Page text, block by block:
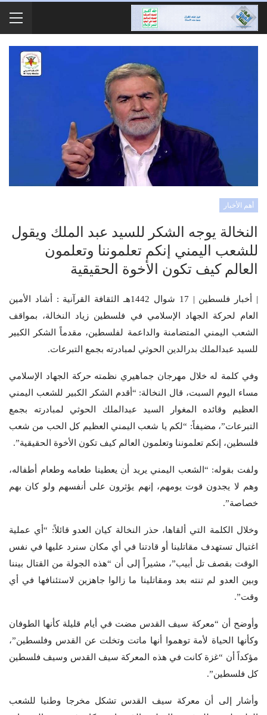
أهم الأخبار
النخالة يوجه الشكر للسيد عبد الملك ويقول
للشعب اليمني إنكم تعلموننا وتعلمون
العالم كيف تكون الأخوة الحقيقية
| أخبار فلسطين | 17 شوال 1442هـ الثقافة القرآنية : أشاد الأمين
العام لحركة الجهاد الإسلامي في فلسطين زياد النخالة، بمواقف
الشعب اليمني المتضامنة والداعمة لفلسطين، مقدماً الشكر الكبير
للسيد عبدالملك بدرالدين الحوثي لمبادرته بجمع التبرعات.
وفي كلمة له خلال مهرجان جماهيري نظمته حركة الجهاد الإسلامي
مساء اليوم السبت، قال النخالة: “أقدم الشكر الكبير للشعب اليمني
العظيم وقائده المغوار السيد عبدالملك الحوثي لمبادرته بجمع
التبرعات”، مضيفاً: “لكم يا شعب اليمني العظيم كل الحب من شعب
فلسطين، إنكم تعلموننا وتعلمون العالم كيف تكون الأخوة الحقيقية”.
ولفت بقوله: “الشعب اليمني يريد أن يعطينا طعامه وطعام أطفاله،
وهم لا يجدون قوت يومهم، إنهم يؤثرون على أنفسهم ولو كان بهم
خصاصة”.
وخلال الكلمة التي ألقاها، حذر النخالة كيان العدو قائلاً: “أي عملية
اغتيال تستهدف مقاتلينا أو قادتنا في أي مكان سنرد عليها في نفس
الوقت بقصف تل أبيب”، مشيراً إلى أن “هذه الجولة من القتال بيننا
وبين العدو لم تنته بعد ومقاتلينا ما زالوا جاهزين لاستئنافها في أي
وقت”.
وأوضح أن “معركة سيف القدس مضت في أيام قليلة كأنها الطوفان
وكأنها الحياة لأمة توهموا أنها ماتت وتخلت عن القدس وفلسطين”،
مؤكداً أن “غزة كانت في هذه المعركة سيف القدس وسيف فلسطين
كل فلسطين”.
وأشار إلى أن معركة سيف القدس تشكل مخرجا وطنيا للشعب